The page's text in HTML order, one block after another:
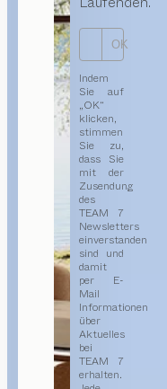
OK
Indem
Sie auf
„OK“
klicken,
stimmen
Sie zu,
dass Sie
mit der
Zusendung
des
TEAM 7
Newsletters
einverstanden
sind und
damit
per E-
Mail
Informationen
über
Aktuelles
bei
TEAM 7
erhalten.